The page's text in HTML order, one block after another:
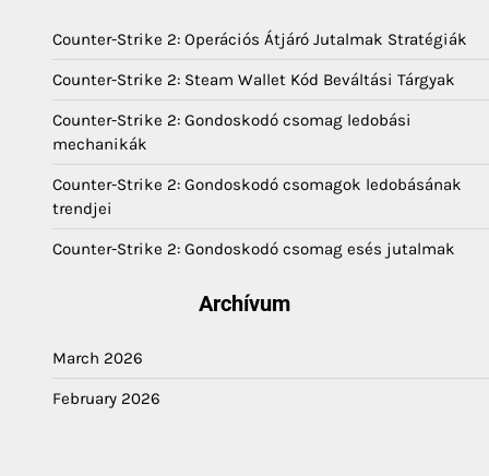
Counter-Strike 2: Operációs Átjáró Jutalmak Stratégiák
Counter-Strike 2: Steam Wallet Kód Beváltási Tárgyak
Counter-Strike 2: Gondoskodó csomag ledobási
mechanikák
Counter-Strike 2: Gondoskodó csomagok ledobásának
trendjei
Counter-Strike 2: Gondoskodó csomag esés jutalmak
Archívum
March 2026
February 2026